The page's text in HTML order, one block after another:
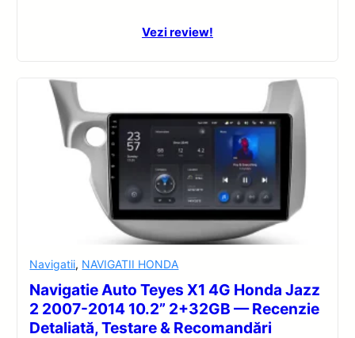
Vezi review!
Navigatii, NAVIGATII HONDA
Navigatie Auto Teyes X1 4G Honda Jazz
2 2007-2014 10.2” 2+32GB — Recenzie
Detaliată, Testare & Recomandări